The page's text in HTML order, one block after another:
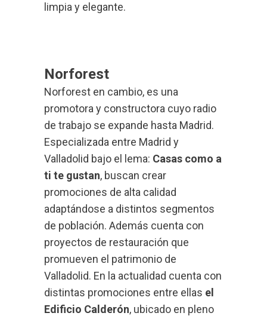
limpia y elegante.
Norforest
Norforest en cambio, es una
promotora y constructora cuyo radio
de trabajo se expande hasta Madrid.
Especializada entre Madrid y
Valladolid bajo el lema: Casas como a
ti te gustan, buscan crear
promociones de alta calidad
adaptándose a distintos segmentos
de población. Además cuenta con
proyectos de restauración que
promueven el patrimonio de
Valladolid. En la actualidad cuenta con
distintas promociones entre ellas el
Edificio Calderón, ubicado en pleno